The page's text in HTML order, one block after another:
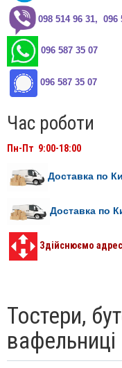
098 514 96 31, 096
096 587 35 07
096 587 35 07
Час роботи
Пн-Пт 9:00-18:00
Доставка по
Доставка по
Здійснюємо
Тостери,
вафельниці